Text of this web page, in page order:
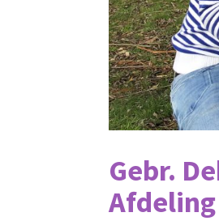
Gebr.
Afdeling